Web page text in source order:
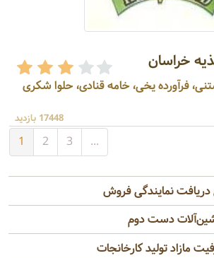
خراسان
فرآورده یخی، خامه قنادی، حلوا شکری
17448 بازدید
1 2 3 ...
نمایندگی فروش
دست دوم
مازاد تولید کارخانجات